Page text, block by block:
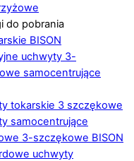
do pobrania
BISON
uchwyty 3-
samocentrujące
tokarskie 3 szczękowe
samocentrujące
3-szczękowe BISON
uchwyty